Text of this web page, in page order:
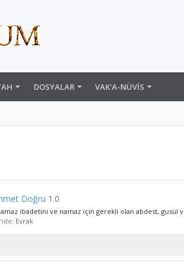
DOSYALAR VAK'A-NÜVIS
Doğru 1.0
ibadetini ve namaz için gerekli olan abdest, gusül
Evrak